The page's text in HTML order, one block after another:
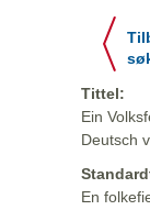
Tittel:
Ein
Deutsch
En